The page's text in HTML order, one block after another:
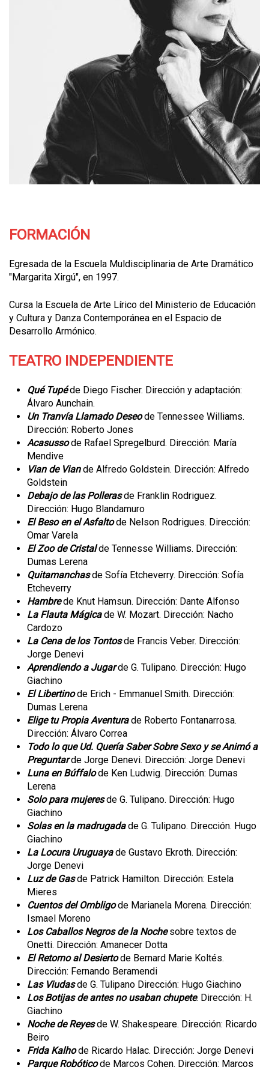
FORMACIÓN
Egresada de la Escuela Muldisciplinaria de Arte Dramático
"Margarita Xirgú", en 1997.
Cursa la Escuela de Arte Lírico del Ministerio de Educación
y Cultura y Danza Contemporánea en el Espacio de
Desarrollo Armónico.
TEATRO INDEPENDIENTE
Qué Tupéde Diego Fischer. Dirección y adaptación:
Álvaro Aunchain.
Un Tranvía Llamado Deseode Tennessee Williams.
Dirección: Roberto Jones
Acasussode Rafael Spregelburd. Dirección: María
Mendive
Vian de Viande Alfredo Goldstein. Dirección: Alfredo
Goldstein
Debajo de las Pollerasde Franklin Rodriguez.
Dirección: Hugo Blandamuro
El Beso en el Asfaltode Nelson Rodrigues. Dirección:
Omar Varela
El Zoo de Cristalde Tennesse Williams. Dirección:
Dumas Lerena
Quitamanchasde Sofía Etcheverry. Dirección: Sofía
Etcheverry
Hambrede Knut Hamsun. Dirección: Dante Alfonso
La Flauta Mágicade W. Mozart. Dirección: Nacho
Cardozo
La Cena de los Tontosde Francis Veber. Dirección:
Jorge Denevi
Aprendiendo a Jugarde G. Tulipano. Dirección: Hugo
Giachino
El Libertinode Erich - Emmanuel Smith. Dirección:
Dumas Lerena
Elige tu Propia Aventurade Roberto Fontanarrosa.
Dirección: Álvaro Correa
Todo lo que Ud. Quería Saber Sobre Sexo y se Animó a
Preguntarde Jorge Denevi. Dirección: Jorge Denevi
Luna en Búffalode Ken Ludwig. Dirección: Dumas
Lerena
Solo para mujeresde G. Tulipano. Dirección: Hugo
Giachino
Solas en la madrugadade G. Tulipano. Dirección. Hugo
Giachino
La Locura Uruguayade Gustavo Ekroth. Dirección:
Jorge Denevi
Luz de Gasde Patrick Hamilton. Dirección: Estela
Mieres
Cuentos del Ombligode Marianela Morena. Dirección:
Ismael Moreno
Los Caballos Negros de la Nochesobre textos de
Onetti. Dirección: Amanecer Dotta
El Retorno al Desiertode Bernard Marie Koltés.
Dirección: Fernando Beramendi
Las Viudasde G. Tulipano Dirección: Hugo Giachino
Los Botijas de antes no usaban chupete. Dirección: H.
Giachino
Noche de Reyesde W. Shakespeare. Dirección: Ricardo
Beiro
Frida Kalhode Ricardo Halac. Dirección: Jorge Denevi
Parque Robóticode Marcos Cohen. Dirección: Marcos